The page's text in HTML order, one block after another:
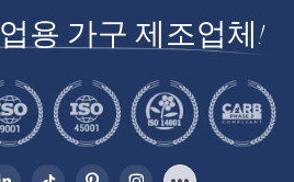
용 가구 제조업체!